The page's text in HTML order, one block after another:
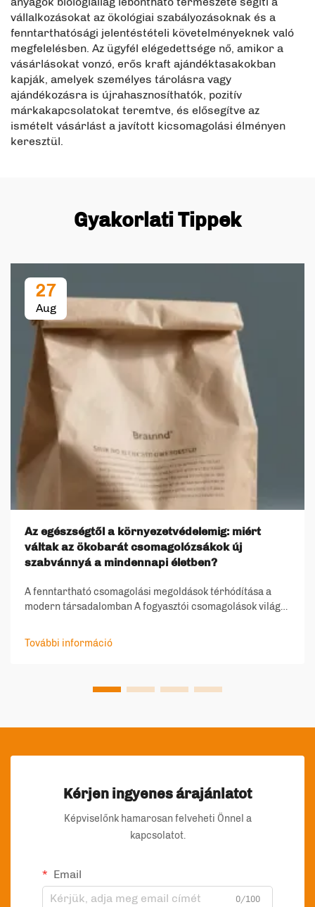
vállalkozásokat az ökológiai szabályozásoknak és a
fenntarthatósági jelentéstételi követelményeknek való
megfelelésben. Az ügyfél elégedettsége nő, amikor a
vásárlásokat vonzó, erős kraft ajándéktasakokban
kapják, amelyek személyes tárolásra vagy
ajándékozásra is újrahasznosíthatók, pozitív
márkakapcsolatokat teremtve, és elősegítve az
ismételt vásárlást a javított kicsomagolási élményen
keresztül.
Gyakorlati Tippek
27
Aug
Az egészségtől a környezetvédelemig: miért
váltak az ökobarát csomagolózsákok új
szabvánnyá a mindennapi életben?
A fenntartható csomagolási megoldások térhódítása a
modern társadalomban A fogyasztói csomagolások világa
ökobarát csomagolózsákok pedig a fenntartható életmód
További információ
Kérjen ingyenes árajánlatot
Képviselőnk hamarosan felveheti Önnel a
kapcsolatot.
Email
0/100